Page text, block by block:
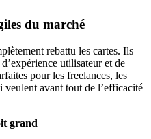
du marché
rebattu les cartes. Ils
utilisateur et de
pour les freelances, les
veulent avant tout de l’efficacité
grand